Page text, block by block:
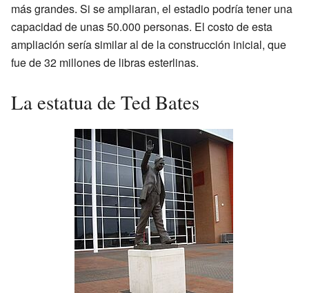
más grandes. Si se ampliaran, el estadio podría tener una
capacidad de unas 50.000 personas. El costo de esta
ampliación sería similar al de la construcción inicial, que
fue de 32 millones de libras esterlinas.
La estatua de Ted Bates